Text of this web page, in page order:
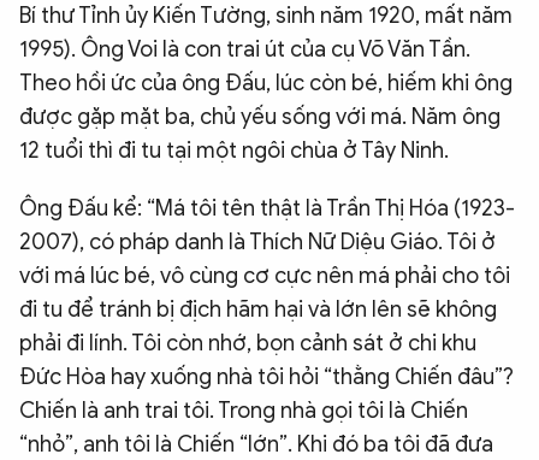
Bí thư Tỉnh ủy Kiến Tường, sinh năm 1920, mất năm
1995). Ông Voi là con trai út của cụ Võ Văn Tần.
Theo hồi ức của ông Đấu, lúc còn bé, hiếm khi ông
được gặp mặt ba, chủ yếu sống với má. Năm ông
12 tuổi thì đi tu tại một ngôi chùa ở Tây Ninh.
Ông Đấu kể: “Má tôi tên thật là Trần Thị Hóa (1923-
2007), có pháp danh là Thích Nữ Diệu Giáo. Tôi ở
với má lúc bé, vô cùng cơ cực nên má phải cho tôi
đi tu để tránh bị địch hãm hại và lớn lên sẽ không
phải đi lính. Tôi còn nhớ, bọn cảnh sát ở chi khu
Đức Hòa hay xuống nhà tôi hỏi “thằng Chiến đâu”?
Chiến là anh trai tôi. Trong nhà gọi tôi là Chiến
“nhỏ”, anh tôi là Chiến “lớn”. Khi đó ba tôi đã đưa